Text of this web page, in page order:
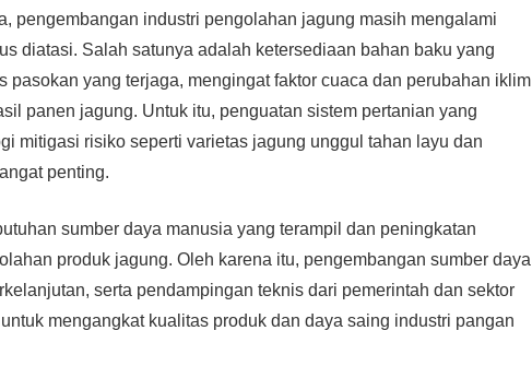
pengembangan industri pengolahan jagung masih mengalami
diatasi. Salah satunya adalah ketersediaan bahan baku yang
pasokan yang terjaga, mengingat faktor cuaca dan perubahan iklim
panen jagung. Untuk itu, penguatan sistem pertanian yang
mitigasi risiko seperti varietas jagung unggul tahan layu dan
penting.
sumber daya manusia yang terampil dan peningkatan
produk jagung. Oleh karena itu, pengembangan sumber daya
serta pendampingan teknis dari pemerintah dan sektor
mengangkat kualitas produk dan daya saing industri pangan